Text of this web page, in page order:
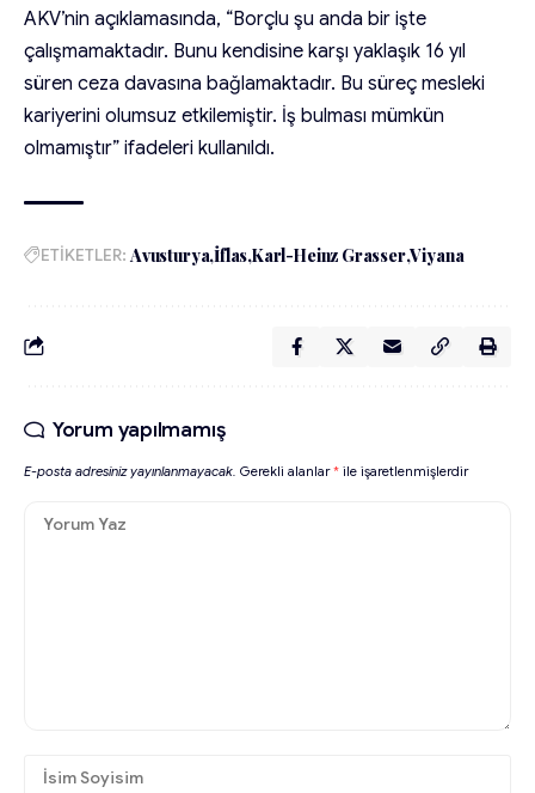
AKV’nin açıklamasında, “Borçlu şu anda bir işte
çalışmamaktadır. Bunu kendisine karşı yaklaşık 16 yıl
süren ceza davasına bağlamaktadır. Bu süreç mesleki
kariyerini olumsuz etkilemiştir. İş bulması mümkün
olmamıştır” ifadeleri kullanıldı.
ETİKETLER: Avusturya İflas Karl-Heinz Grasser Viyana
Yorum yapılmamış
E-posta adresiniz yayınlanmayacak. Gerekli alanlar* ile işaretlenmişlerdir